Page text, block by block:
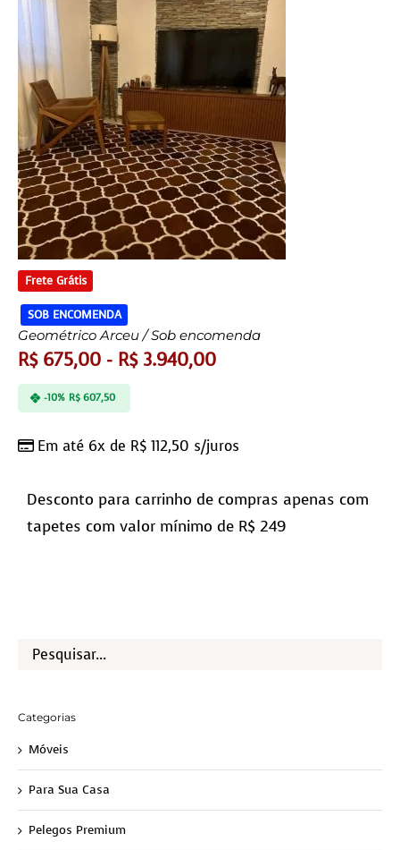
Frete Grátis
SOB ENCOMENDA
Geométrico Arceu / Sob encomenda
R$675,00 - R$3.940,00
Em até 6x de R$ 112,50 s/juros
-10% R$607,50
Desconto para carrinho de compras apenas com
tapetes com valor mínimo de R$ 249
Categorias
Móveis
Para Sua Casa
Pelegos Premium